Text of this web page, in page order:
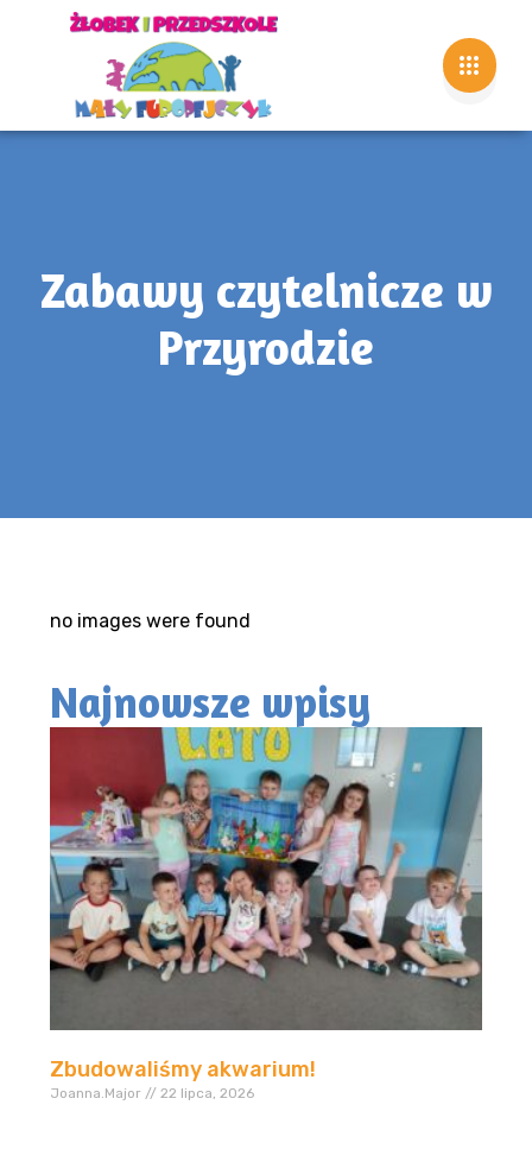
Zabawy czytelnicze w
Przyrodzie
no images were found
Najnowsze wpisy
Zbudowaliśmy akwarium!
Joanna.Major 22 lipca, 2026